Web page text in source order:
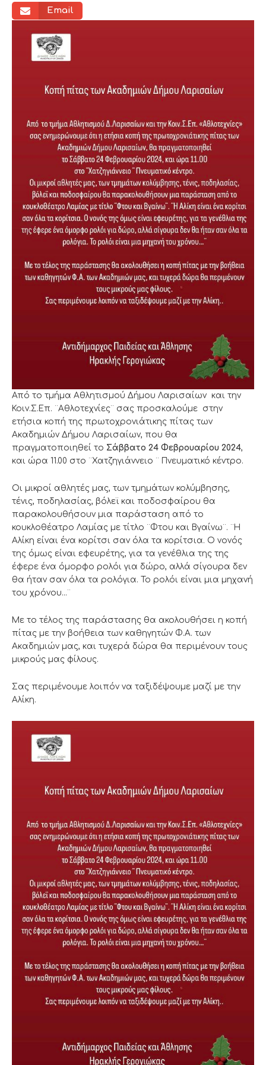
Email
Από το τμήμα Αθλητισμού Δήμου Λαρισαίων και την
Κοιν.Σ.Επ. ¨Αθλοτεχνίες¨ σας προσκαλούμε στην
ετήσια κοπή της πρωτοχρονιάτικης πίτας των
Ακαδημιών Δήμου Λαρισαίων, που θα
πραγματοποιηθεί το Σάββατο 24 Φεβρουαρίου 2024,
και ώρα 11.00 στο ¨Χατζηγιάννειο ¨ Πνευματικό κέντρο.
Οι μικροί αθλητές μας, των τμημάτων κολύμβησης,
τένις, ποδηλασίας, βόλεϊ και ποδοσφαίρου θα
παρακολουθήσουν μια παράσταση από το
κουκλοθέατρο Λαμίας με τίτλο ¨Φτου και Βγαίνω¨. ¨Η
Αλίκη είναι ένα κορίτσι σαν όλα τα κορίτσια. Ο νονός
της όμως είναι εφευρέτης, για τα γενέθλια της της
έφερε ένα όμορφο ρολόι για δώρο, αλλά σίγουρα δεν
θα ήταν σαν όλα τα ρολόγια. Το ρολόι είναι μια μηχανή
του χρόνου…¨
Με το τέλος της παράστασης θα ακολουθήσει η κοπή
πίτας με την βοήθεια των καθηγητών Φ.Α. των
Ακαδημιών μας, και τυχερά δώρα θα περιμένουν τους
μικρούς μας φίλους.
Σας περιμένουμε λοιπόν να ταξιδέψουμε μαζί με την
Αλίκη.